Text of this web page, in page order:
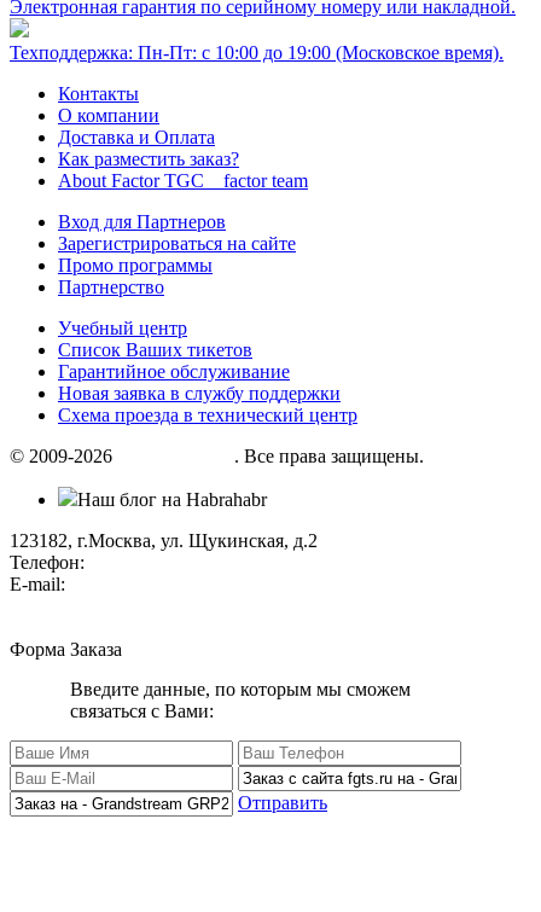
Электронная гарантия по серийному номеру или накладной.
Техподдержка: Пн-Пт: с 10:00 до 19:00 (Московское время).
Контакты
О компании
Доставка и Оплата
Как разместить заказ?
About Factor TGC _ factor team
Вход для Партнеров
Зарегистрироваться на сайте
Промо программы
Партнерство
Учебный центр
Список Ваших тикетов
Гарантийное обслуживание
Новая заявка в службу поддержки
Схема проезда в технический центр
© 2009-2026
. Все права защищены.
Наш блог на Habrahabr
123182, г.Москва, ул. Щукинская, д.2
Телефон:
E-mail:
Форма Заказа
Введите данные, по которым мы сможем
связаться с Вами:
Отправить